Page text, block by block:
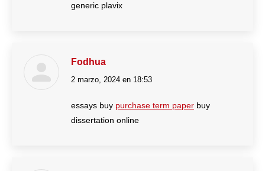
generic plavix
Fodhua
dice:
2 marzo, 2024 en 18:53
essays buy purchase term paper buy
dissertation online